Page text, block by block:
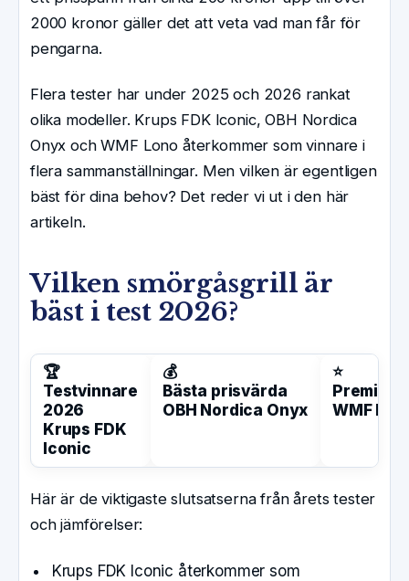
2000 kronor gäller det att veta vad man får för
pengarna.
Flera tester har under 2025 och 2026 rankat
olika modeller. Krups FDK Iconic, OBH Nordica
Onyx och WMF Lono återkommer som vinnare i
flera sammanställningar. Men vilken är egentligen
bäst för dina behov? Det reder vi ut i den här
artikeln.
Vilken smörgåsgrill är
bäst i test 2026?
🏆
Testvinnare
2026
Krups FDK
Iconic
💰
Bästa prisvärda
OBH Nordica Onyx
⭐
WMF
Här är de viktigaste slutsatserna från årets tester
och jämförelser:
Krups FDK Iconic återkommer som